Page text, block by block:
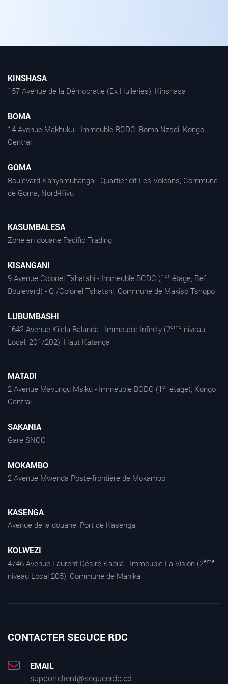
KINSHASA
157 Avenue de la Démocratie (Ex Huileries), Kinshasa
BOMA
14 Avenue Makhuku - Immeuble BCDC, Boma-Nzadi, Kongo
Central
GOMA
Boulevard Kanyamuhanga - Quartier dit Les Volcans, Commune
de Goma, Nord-Kivu
KASUMBALESA
Zone en douane Pacific Trading
KISANGANI
9 Avenue Colonel Tshatshi - Immeuble BCDC (1 er étage, Réf.
Boulevard) - Q /Colonel Tshatshi, Commune de Makiso Tshopo
LUBUMBASHI
1642 Avenue Kilela Balanda - Immeuble Infinity (2ème niveau
Local: 201/202), Haut Katanga
MATADI
2 Avenue Mavungu Msiku - Immeuble BCDC (1 er étage), Kongo
Central
SAKANIA
Gare SNCC
MOKAMBO
2 Avenue Mwenda Poste-frontière de Mokambo
KASENGA
Avenue de la douane, Port de Kasenga
KOLWEZI
4746 Avenue Laurent Désiré Kabila - Immeuble La Vision (2ème
niveau Local 205), Commune de Manika
CONTACTER SEGUCE RDC
EMAIL
supportclient@segucerdc.cd